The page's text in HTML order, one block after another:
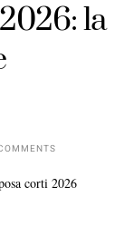
la
corti 2026